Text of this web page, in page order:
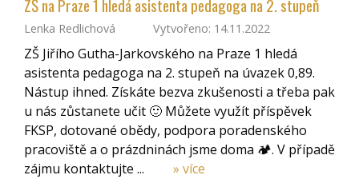
ZŠ na Praze 1 hledá asistenta pedagoga na 2. stupeň
Lenka Redlichová Vytvořeno: 14.11.2022
ZŠ Jiřího Gutha-Jarkovského na Praze 1 hledá
asistenta pedagoga na 2. stupeň na úvazek 0,89.
Nástup ihned. Získáte bezva zkušenosti a třeba pak
u nás zůstanete učit 🙂 Můžete využít příspěvek
FKSP, dotované obědy, podpora poradenského
pracoviště a o prázdninách jsme doma 🏕️. V případě
zájmu kontaktujte ...
» více